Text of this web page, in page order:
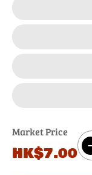
Market Price
原
價
HK$7.00
數
量